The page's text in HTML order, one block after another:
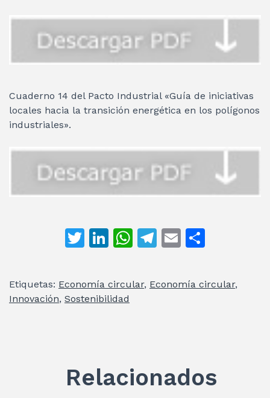
Cuaderno 14 del Pacto Industrial «Guía de iniciativas
locales hacia la transición energética en los polígonos
industriales».
T
itt
er
Li
k
e
W
at
s
T
gr
E
ai
l
m
p
Etiquetas: Economía circular, Economía circular,
Innovación, Sostenibilidad
Relacionados